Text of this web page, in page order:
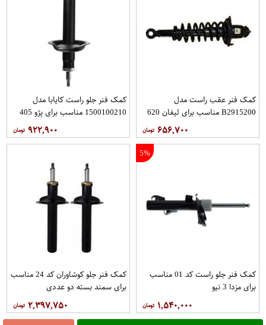
کمک فنر عقب راست مدل
B2915200 مناسب برای لیفان 620
۶۵۶,۷۰۰
کمک فنر جلو راست کایابا مدل
1500100210 مناسب برای پژو 405
۹۲۲,۹۰۰
5%
کمک فنر جلو راست کد 01 مناسب
برای مزدا 3 نیو
۱,۵۴۰,۰۰۰
کمک فنر جلو کوشاوران کد 24 مناسب
برای سمند بسته دو عددی
۲,۳۹۷,۷۵۰